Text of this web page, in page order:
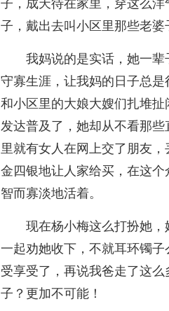
子，成天待在家里，穿这么
子，戴出去叫小区里那些老婆
我妈说的是实话，她一
守寡生涯，让我妈的日子总
和小区里的大娘大嫂们扎堆
发达普及了，她却从不看那
里就有女人在网上交了朋友
金四银地让人家给买，在这
智而寡淡地活着。
现在杨小梅这么打扮她
一起劝她收下，不就耳环镯
受享受了，再说我爸走了这
子？更加不可能！